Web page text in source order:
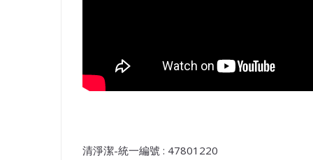
清淨潔-統一編號 : 47801220